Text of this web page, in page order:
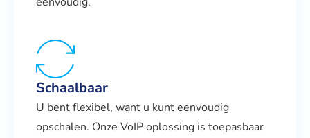
Schaalbaar
U bent flexibel, want u kunt eenvoudig
opschalen. Onze VoIP oplossing is toepasbaar